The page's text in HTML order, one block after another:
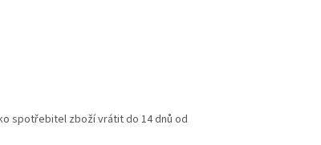
spotřebitel zboží vrátit do 14 dnů od